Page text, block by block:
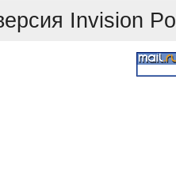
Invision